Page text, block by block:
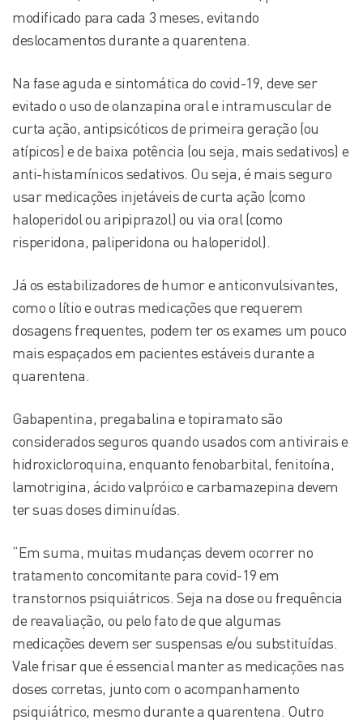
modificado para cada 3 meses, evitando
deslocamentos durante a quarentena.
Na fase aguda e sintomática do covid-19, deve ser
evitado o uso de olanzapina oral e intramuscular de
curta ação, antipsicóticos de primeira geração (ou
atípicos) e de baixa potência (ou seja, mais sedativos) e
anti-histamínicos sedativos. Ou seja, é mais seguro
usar medicações injetáveis de curta ação (como
haloperidol ou aripiprazol) ou via oral (como
risperidona, paliperidona ou haloperidol).
Já os estabilizadores de humor e anticonvulsivantes,
como o lítio e outras medicações que requerem
dosagens frequentes, podem ter os exames um pouco
mais espaçados em pacientes estáveis durante a
quarentena.
Gabapentina, pregabalina e topiramato são
considerados seguros quando usados com antivirais e
hidroxicloroquina, enquanto fenobarbital, fenitoína,
lamotrigina, ácido valpróico e carbamazepina devem
ter suas doses diminuídas.
“Em suma, muitas mudanças devem ocorrer no
tratamento concomitante para covid-19 em
transtornos psiquiátricos. Seja na dose ou frequência
de reavaliação, ou pelo fato de que algumas
medicações devem ser suspensas e/ou substituídas.
Vale frisar que é essencial manter as medicações nas
doses corretas, junto com o acompanhamento
psiquiátrico, mesmo durante a quarentena. Outro